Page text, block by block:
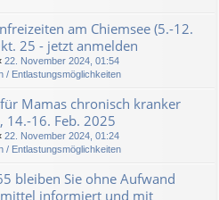
am Chiemsee (5.-12.
25 - jetzt anmelden
22. November 2024, 01:54
/ Entlastungsmöglichkeiten
Mamas chronisch kranker
14.-16. Feb. 2025
22. November 2024, 01:24
/ Entlastungsmöglichkeiten
bleiben Sie ohne Aufwand
informiert und mit